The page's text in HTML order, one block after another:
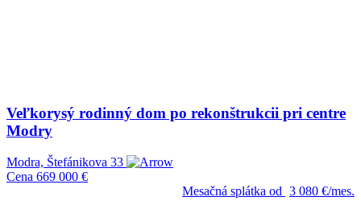
Veľkorysý rodinný dom po rekonštrukcii pri centre
Modry
Modra, Štefánikova 33
Cena 669 000 €
Mesačná splátka od 3 080 €/mes.